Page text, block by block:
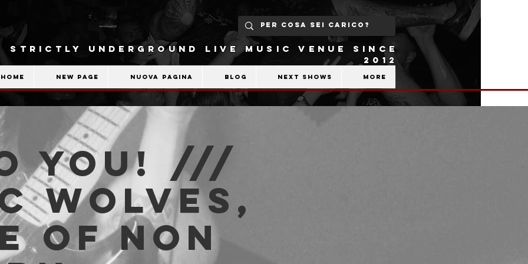
STRICTLY UNDERGROUND LIVE MUSIC VENUE SINCE
2012
Home New Page Nuova pagina Blog Next shows More
You! ///
Wolves,
of Non